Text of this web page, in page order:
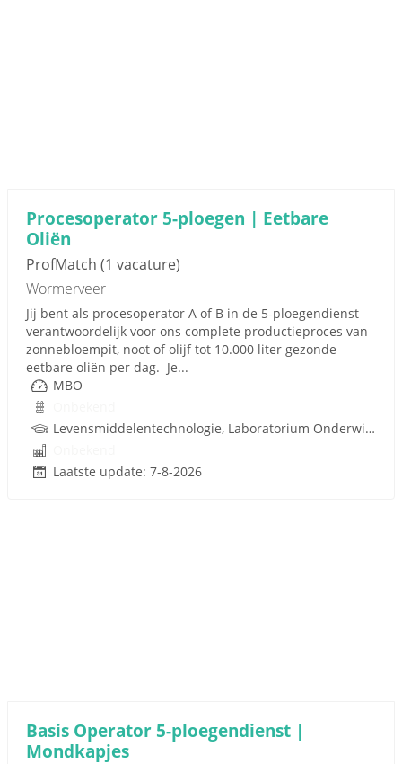
Procesoperator 5-ploegen | Eetbare
Oliën
ProfMatch (1 vacature)
Wormerveer
Jij bent als procesoperator A of B in de 5-ploegendienst
verantwoordelijk voor ons complete productieproces van
zonnebloempit, noot of olijf tot 10.000 liter gezonde
eetbare oliën per dag. Je...
MBO
Levensmiddelentechnologie, Laboratorium Onderwijs, Procestechnologie
Laatste update: 7-8-2026
Basis Operator 5-ploegendienst |
Mondkapjes